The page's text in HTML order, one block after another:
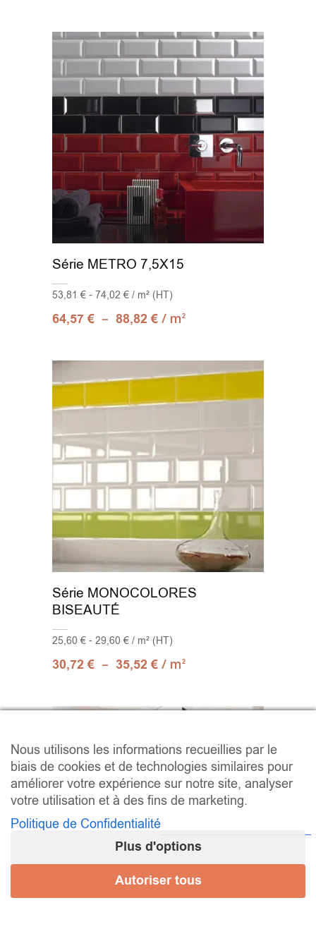
Série METRO 7,5X15
53,81 € - 74,02 € / m² (HT)
64,57€ – 88,82€ / m2
Série MONOCOLORES
BISEAUTÉ
25,60 € - 29,60 € / m² (HT)
30,72€ – 35,52€ / m2
Nous utilisons les informations recueillies par le
biais de cookies et de technologies similaires pour
améliorer votre expérience sur notre site, analyser
votre utilisation et à des fins de marketing.
Politique de Confidentialité
Plus d'options
Autoriser tous